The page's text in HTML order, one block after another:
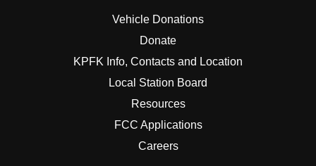
Vehicle Donations
Donate
KPFK Info, Contacts and Location
Local Station Board
Resources
FCC Applications
Careers